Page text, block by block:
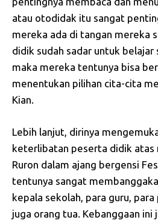
atau otodidak itu sangat
mereka ada di tangan mereka
didik sudah sadar untuk
maka mereka tentunya bisa
menentukan pilihan cita-cita
Kian.
Lebih lanjut, dirinya
keterlibatan peserta didik atas
Ruron dalam ajang bergensi
tentunya sangat
kepala sekolah, para guru,
juga orang tua. Kebanggaan ini